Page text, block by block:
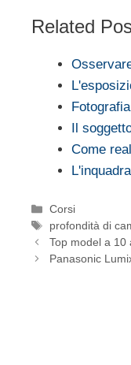
Related
Il
Come
Categorie
Corsi
Tag
profondità di
Top model a 10
Panasonic